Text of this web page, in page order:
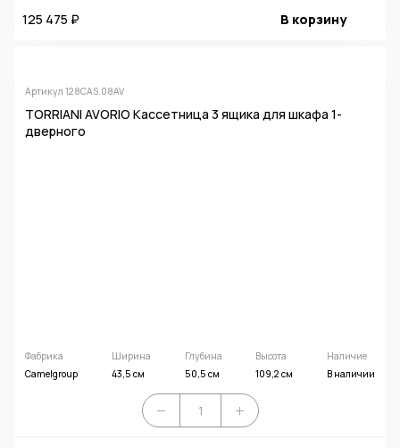
125 475 ₽ В корзину
Артикул 128CAS.08AV
TORRIANI AVORIO Кассетница 3 ящика для шкафа 1-
дверного
Фабрика
Camelgroup
Ширина
43,5 см
Глубина
50,5 см
Высота
109,2 см
Наличие
В наличии